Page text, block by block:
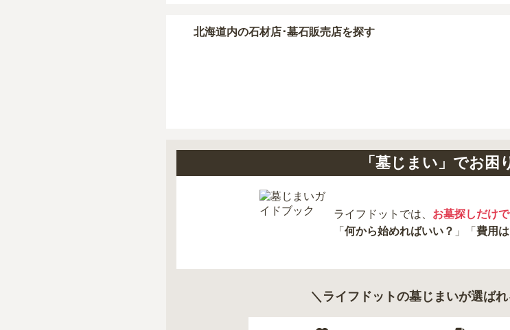
北海道内の石材店･墓石販売店を探す
「墓じまい」でお困
ライフドットでは、 お墓探しだけ
「 何から始めればいい？ 」「 費用
＼ライフドットの墓じまいが選ばれ